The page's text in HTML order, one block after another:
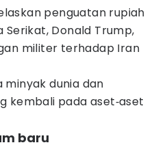
penguatan rupiah
Donald Trump,
militer terhadap Iran
dunia dan
kembali pada aset‑aset
baru